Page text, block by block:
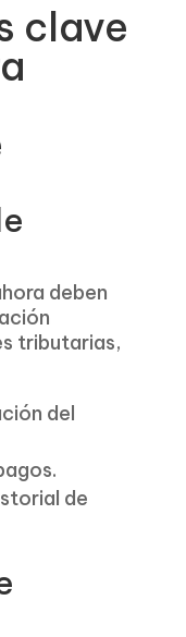
clave
deben
tributarias,
del
de